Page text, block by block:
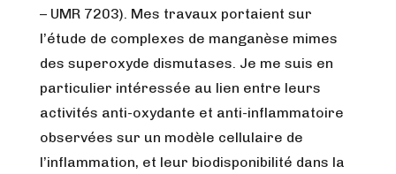
– UMR 7203). Mes travaux portaient sur
l’étude de complexes de manganèse mimes
des superoxyde dismutases. Je me suis en
particulier intéressée au lien entre leurs
activités anti-oxydante et anti-inflammatoire
observées sur un modèle cellulaire de
l’inflammation, et leur biodisponibilité dans la